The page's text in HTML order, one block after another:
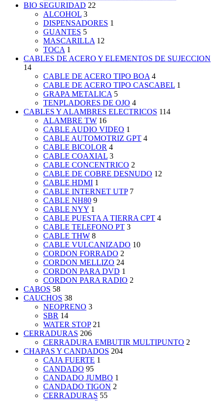
BIO SEGURIDAD 22
ALCOHOL 3
DISPENSADORES 1
GUANTES 5
MASCARILLA 12
TOCA 1
CABLES DE ACERO Y ELEMENTOS DE SUJECCION
14
CABLE DE ACERO TIPO BOA 4
CABLE DE ACERO TIPO CASCABEL 1
GRAPA METALICA 5
TENPLADORES DE OJO 4
CABLES Y ALAMBRES ELECTRICOS 114
ALAMBRE TW 16
CABLE AUDIO VIDEO 1
CABLE AUTOMOTRIZ GPT 4
CABLE BICOLOR 4
CABLE COAXIAL 3
CABLE CONCENTRICO 2
CABLE DE COBRE DESNUDO 12
CABLE HDMI 1
CABLE INTERNET UTP 7
CABLE NH80 9
CABLE NYY 1
CABLE PUESTA A TIERRA CPT 4
CABLE TELEFONO PT 3
CABLE THW 8
CABLE VULCANIZADO 10
CORDON FORRADO 2
CORDON MELLIZO 24
CORDON PARA DVD 1
CORDON PARA RADIO 2
CABOS 58
CAUCHOS 38
NEOPRENO 3
SBR 14
WATER STOP 21
CERRADURAS 206
CERRADURA EMBUTIR MULTIPUNTO 2
CHAPAS Y CANDADOS 204
CAJA FUERTE 1
CANDADO 95
CANDADO JUMBO 1
CANDADO TIGON 2
CERRADURAS 55